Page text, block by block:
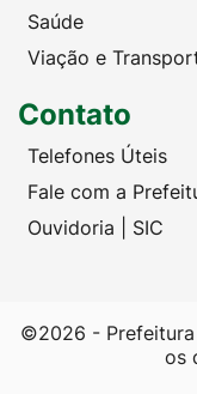
Saúde
Viação e
Contato
Telefones Úteis
Fale com a
Ouvidoria | SIC
©2026 - Prefeitura
os